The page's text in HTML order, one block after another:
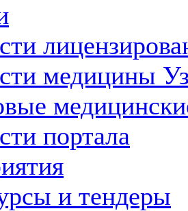
медицины
портала
и тендеры